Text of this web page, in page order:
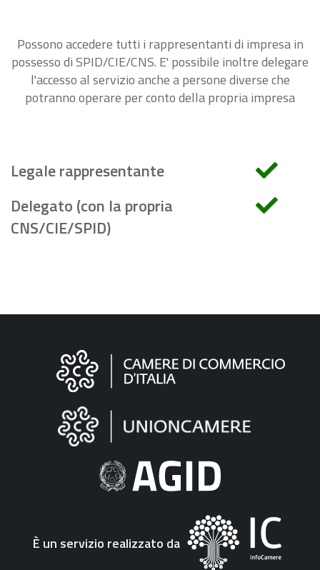
Possono accedere tutti i rappresentanti di impresa in
possesso di SPID/CIE/CNS. E' possibile inoltre delegare
l'accesso al servizio anche a persone diverse che
potranno operare per conto della propria impresa
Legale rappresentante
Delegato (con la propria
CNS/CIE/SPID)
Informazioni
"Fattura
Elettronica"
È un servizio realizzato da